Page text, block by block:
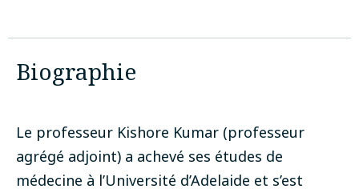
Biographie
Le professeur Kishore Kumar (professeur
agrégé adjoint) a achevé ses études de
médecine à l’Université d’Adelaide et s’est